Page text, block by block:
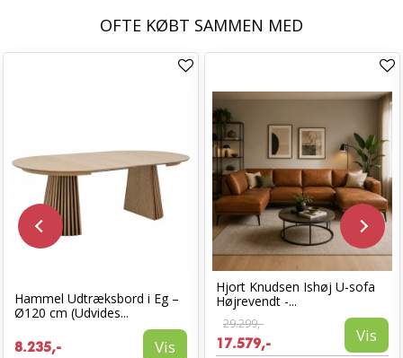
OFTE KØBT SAMMEN MED
Hammel Udtræksbord i Eg –
Ø120 cm (Udvides...
8.235,- Vis
Hjort Knudsen Ishøj U-sofa
Højrevendt -...
29.299,-
17.579,- Vis